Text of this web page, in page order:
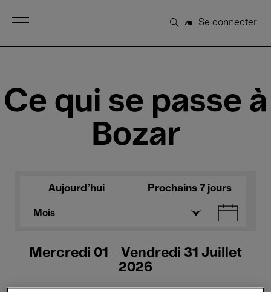
Open Menu
Rechercher
Se connecter
Ce qui se passe à
Bozar
Aujourd'hui Prochains 7 jours
Mois
Mercredi 01 - Vendredi 31 Juillet
2026